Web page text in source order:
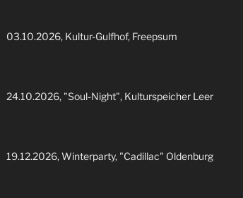
03.10.2026, Kultur-Gulfhof, Freepsum
24.10.2026, "Soul-Night", Kulturspeicher Leer
19.12.2026, Winterparty, "Cadillac" Oldenburg